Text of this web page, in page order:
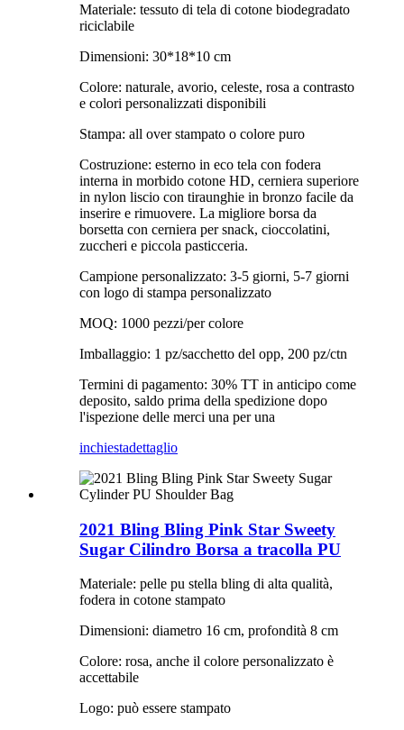
Materiale: tessuto di tela di cotone biodegradato
riciclabile
Dimensioni: 30*18*10 cm
Colore: naturale, avorio, celeste, rosa a contrasto
e colori personalizzati disponibili
Stampa: all over stampato o colore puro
Costruzione: esterno in eco tela con fodera
interna in morbido cotone HD, cerniera superiore
in nylon liscio con tiraunghie in bronzo facile da
inserire e rimuovere. La migliore borsa da
borsetta con cerniera per snack, cioccolatini,
zuccheri e piccola pasticceria.
Campione personalizzato: 3-5 giorni, 5-7 giorni
con logo di stampa personalizzato
MOQ: 1000 pezzi/per colore
Imballaggio: 1 pz/sacchetto del opp, 200 pz/ctn
Termini di pagamento: 30% TT in anticipo come
deposito, saldo prima della spedizione dopo
l'ispezione delle merci una per una
inchiestadettaglio
2021 Bling Bling Pink Star Sweety
Sugar Cilindro Borsa a tracolla PU
Materiale: pelle pu stella bling di alta qualità,
fodera in cotone stampato
Dimensioni: diametro 16 cm, profondità 8 cm
Colore: rosa, anche il colore personalizzato è
accettabile
Logo: può essere stampato